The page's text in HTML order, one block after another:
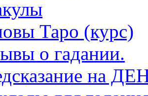
Таро (курс)
о гадании.
на